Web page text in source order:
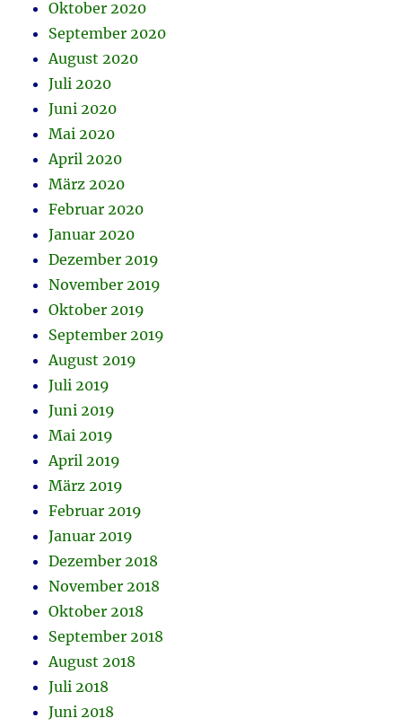
Oktober 2020
September 2020
August 2020
Juli 2020
Juni 2020
Mai 2020
April 2020
März 2020
Februar 2020
Januar 2020
Dezember 2019
November 2019
Oktober 2019
September 2019
August 2019
Juli 2019
Juni 2019
Mai 2019
April 2019
März 2019
Februar 2019
Januar 2019
Dezember 2018
November 2018
Oktober 2018
September 2018
August 2018
Juli 2018
Juni 2018